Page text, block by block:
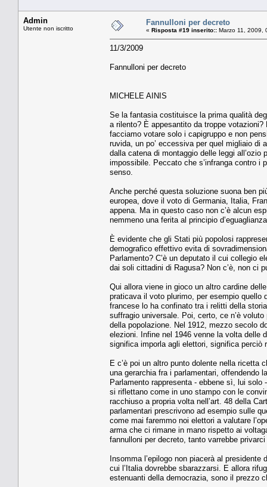
Admin
Utente non iscritto
Fannulloni per decreto
« Risposta #19 inserito:: Marzo 11, 2009,
11/3/2009
Fannulloni per decreto
MICHELE AINIS
Se la fantasia costituisce la prima qualità
a rilento? È appesantito da troppe
facciamo votare solo i capigruppo e non
ruvida, un po’ eccessiva per quel migliaio
dalla catena di montaggio delle leggi
impossibile. Peccato che s’infranga contro i
senso.
Anche perché questa soluzione suona ben
europea, dove il voto di Germania, Italia,
appena. Ma in questo caso non c’è alcun
nemmeno una ferita al principio
È evidente che gli Stati più popolosi
demografico effettivo evita di
Parlamento? C’è un deputato il cui collegio
dai soli cittadini di Ragusa? Non c’è, non ci
Qui allora viene in gioco un altro cardine
praticava il voto plurimo, per esempio quello
francese lo ha confinato tra i relitti della
suffragio universale. Poi, certo, ce n’è
della popolazione. Nel 1912, mezzo secolo
elezioni. Infine nel 1946 venne la volta delle
significa imporla agli elettori, significa perciò
E c’è poi un altro punto dolente nella ricetta
una gerarchia fra i parlamentari, offendendo
Parlamento rappresenta - ebbene sì, lui
si riflettano come in uno stampo con le
racchiuso a propria volta nell’art. 48 della
parlamentari prescrivono ad esempio sulle
come mai faremmo noi elettori a valutare
arma che ci rimane in mano rispetto ai
fannulloni per decreto, tanto varrebbe
Insomma l’epilogo non piacerà al
cui l’Italia dovrebbe sbarazzarsi. E allora
estenuanti della democrazia, sono il prezzo